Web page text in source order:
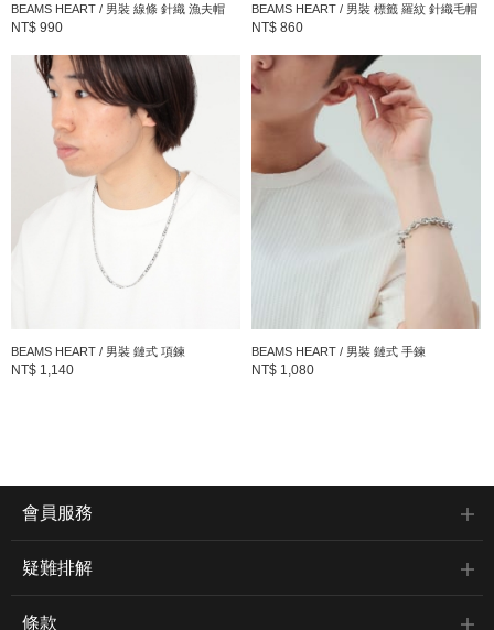
BEAMS HEART / 男裝 線條 針織 漁夫帽
NT$ 990
BEAMS HEART / 男裝 標籤 羅紋 針織毛帽
NT$ 860
BEAMS HEART / 男裝 鏈式 項鍊
NT$ 1,140
BEAMS HEART / 男裝 鏈式 手鍊
NT$ 1,080
會員服務
疑難排解
條款